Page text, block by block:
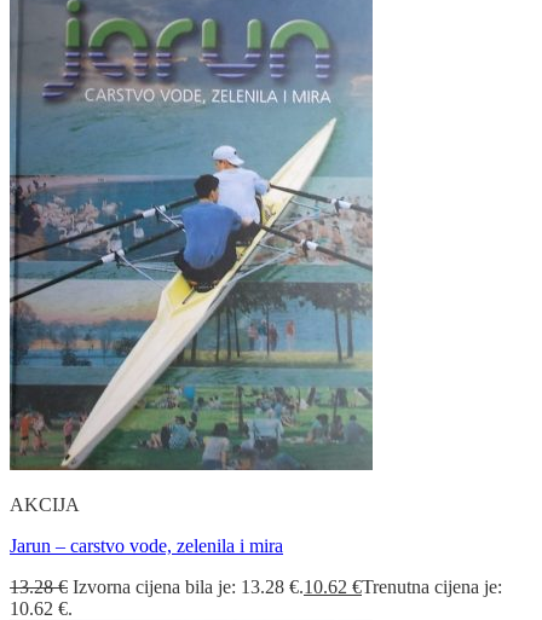
AKCIJA
Jarun – carstvo vode, zelenila i mira
13.28€ Izvorna cijena bila je: 13.28 €.10.62 €Trenutna cijena je:
10.62 €.